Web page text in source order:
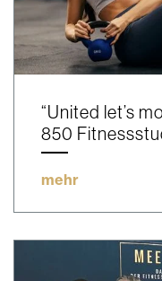
“United let’s
850
mehr